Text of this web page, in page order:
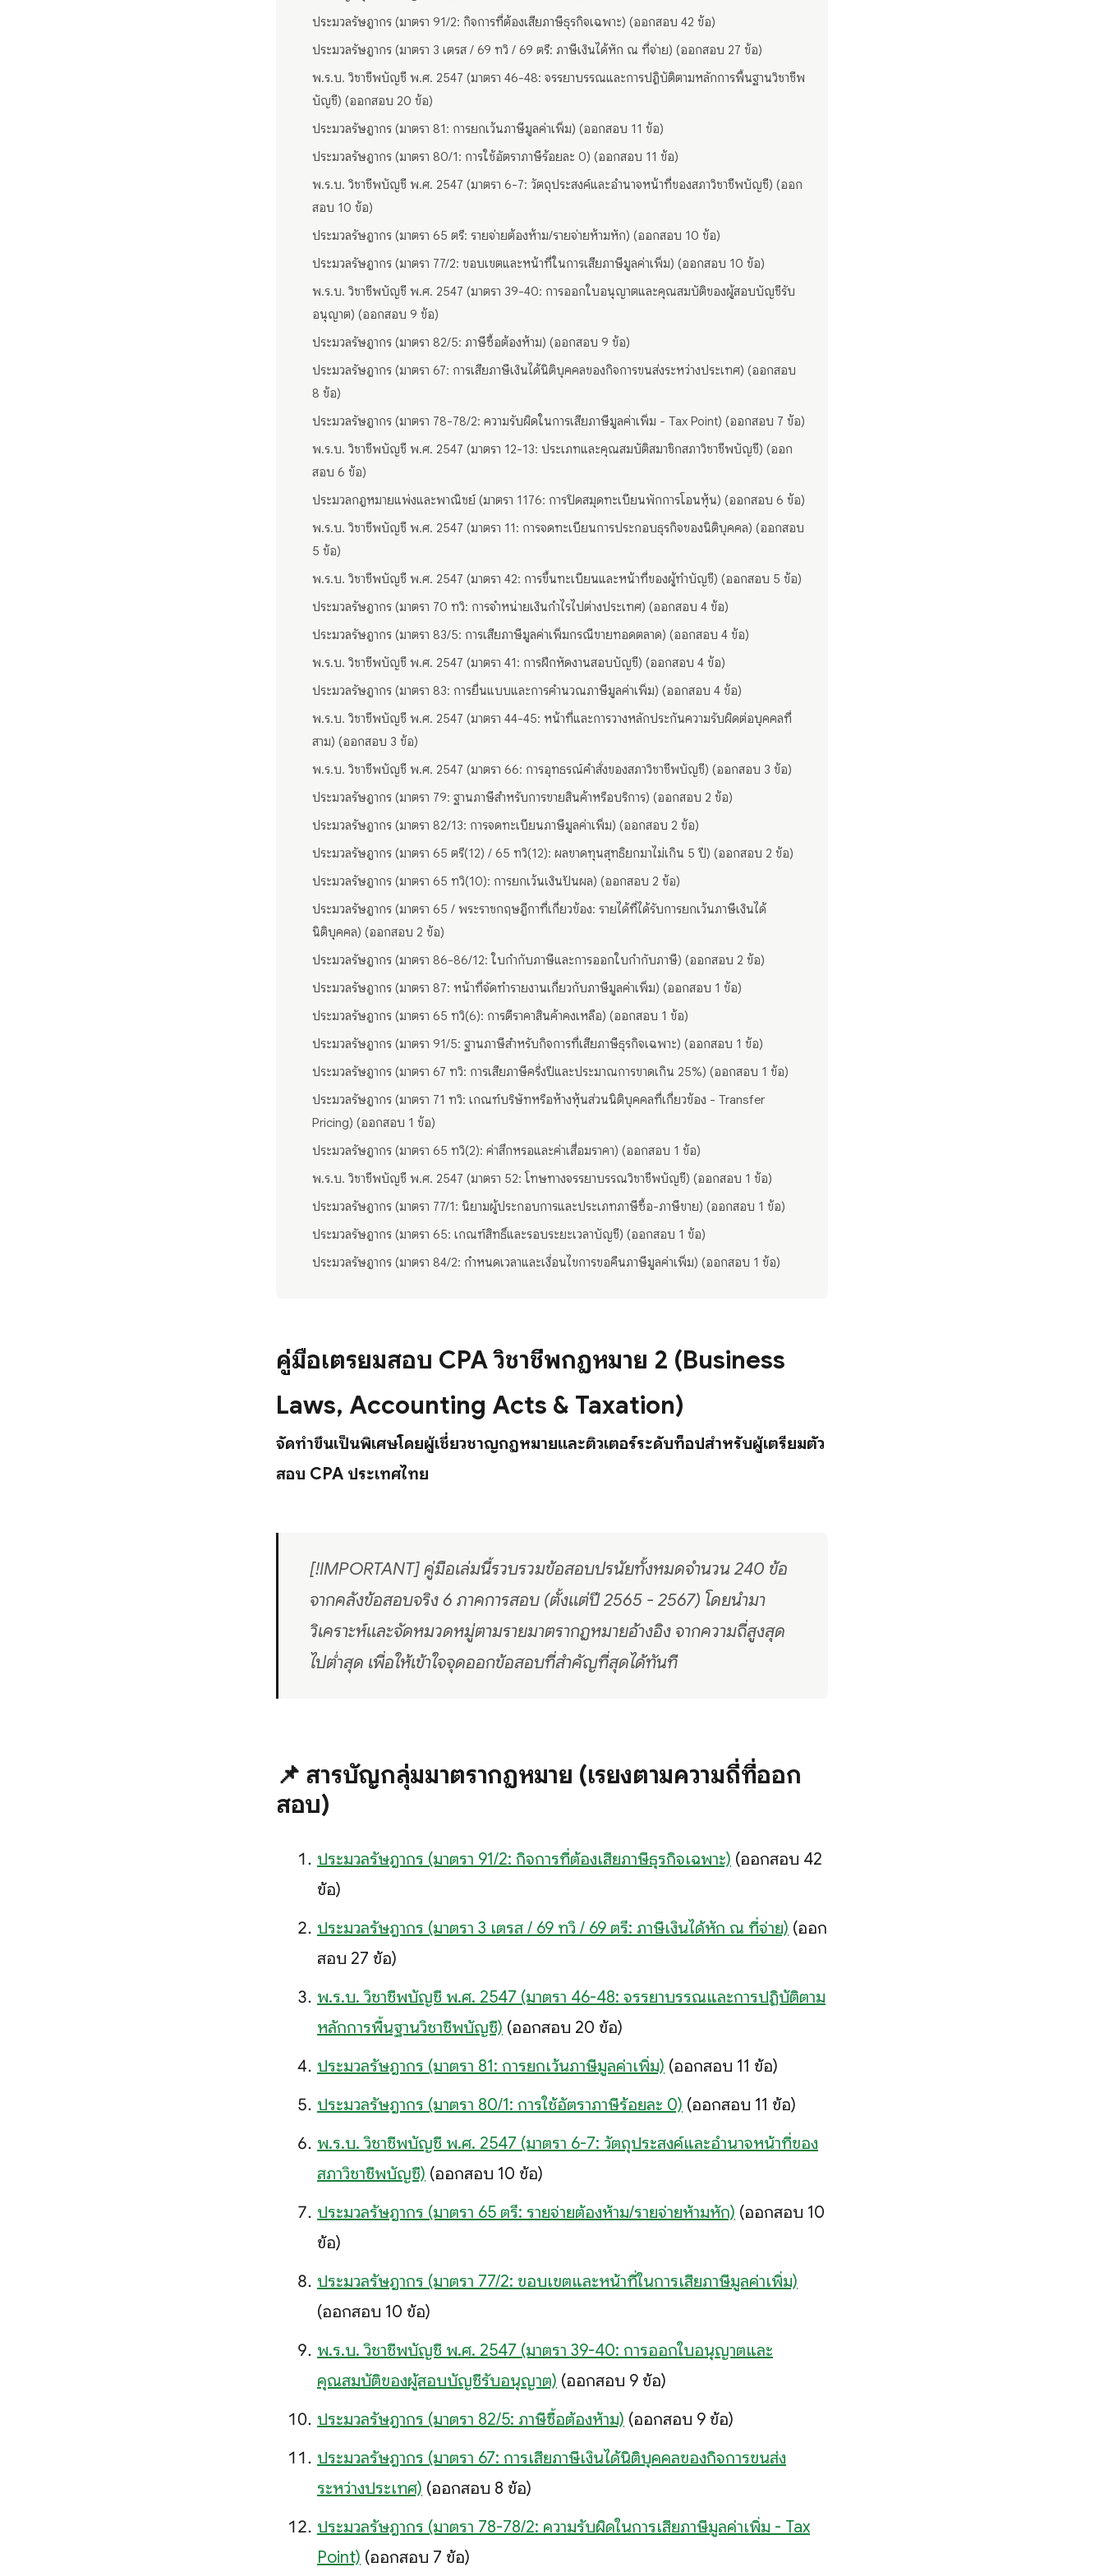
ประมวลรัษฎากร (มาตรา 91/2: กิจการที่ต้องเสียภาษีธุรกิจเฉพาะ) (ออกสอบ 42 ข้อ)
ประมวลรัษฎากร (มาตรา 3 เตรส / 69 ทวิ / 69 ตรี: ภาษีเงินได้หัก ณ ที่จ่าย) (ออกสอบ 27 ข้อ)
พ.ร.บ. วิชาชีพบัญชี พ.ศ. 2547 (มาตรา 46-48: จรรยาบรรณและการปฏิบัติตามหลักการพื้นฐานวิชาชีพ
บัญชี) (ออกสอบ 20 ข้อ)
ประมวลรัษฎากร (มาตรา 81: การยกเว้นภาษีมูลค่าเพิ่ม) (ออกสอบ 11 ข้อ)
ประมวลรัษฎากร (มาตรา 80/1: การใช้อัตราภาษีร้อยละ 0) (ออกสอบ 11 ข้อ)
พ.ร.บ. วิชาชีพบัญชี พ.ศ. 2547 (มาตรา 6-7: วัตถุประสงค์และอำนาจหน้าที่ของสภาวิชาชีพบัญชี) (ออก
สอบ 10 ข้อ)
ประมวลรัษฎากร (มาตรา 65 ตรี: รายจ่ายต้องห้าม/รายจ่ายห้ามหัก) (ออกสอบ 10 ข้อ)
ประมวลรัษฎากร (มาตรา 77/2: ขอบเขตและหน้าที่ในการเสียภาษีมูลค่าเพิ่ม) (ออกสอบ 10 ข้อ)
พ.ร.บ. วิชาชีพบัญชี พ.ศ. 2547 (มาตรา 39-40: การออกใบอนุญาตและคุณสมบัติของผู้สอบบัญชีรับ
อนุญาต) (ออกสอบ 9 ข้อ)
ประมวลรัษฎากร (มาตรา 82/5: ภาษีซื้อต้องห้าม) (ออกสอบ 9 ข้อ)
ประมวลรัษฎากร (มาตรา 67: การเสียภาษีเงินได้นิติบุคคลของกิจการขนส่งระหว่างประเทศ) (ออกสอบ
8 ข้อ)
ประมวลรัษฎากร (มาตรา 78-78/2: ความรับผิดในการเสียภาษีมูลค่าเพิ่ม - Tax Point) (ออกสอบ 7 ข้อ)
พ.ร.บ. วิชาชีพบัญชี พ.ศ. 2547 (มาตรา 12-13: ประเภทและคุณสมบัติสมาชิกสภาวิชาชีพบัญชี) (ออก
สอบ 6 ข้อ)
ประมวลกฎหมายแพ่งและพาณิชย์ (มาตรา 1176: การปิดสมุดทะเบียนพักการโอนหุ้น) (ออกสอบ 6 ข้อ)
พ.ร.บ. วิชาชีพบัญชี พ.ศ. 2547 (มาตรา 11: การจดทะเบียนการประกอบธุรกิจของนิติบุคคล) (ออกสอบ
5 ข้อ)
พ.ร.บ. วิชาชีพบัญชี พ.ศ. 2547 (มาตรา 42: การขึ้นทะเบียนและหน้าที่ของผู้ทำบัญชี) (ออกสอบ 5 ข้อ)
ประมวลรัษฎากร (มาตรา 70 ทวิ: การจำหน่ายเงินกำไรไปต่างประเทศ) (ออกสอบ 4 ข้อ)
ประมวลรัษฎากร (มาตรา 83/5: การเสียภาษีมูลค่าเพิ่มกรณีขายทอดตลาด) (ออกสอบ 4 ข้อ)
พ.ร.บ. วิชาชีพบัญชี พ.ศ. 2547 (มาตรา 41: การฝึกหัดงานสอบบัญชี) (ออกสอบ 4 ข้อ)
ประมวลรัษฎากร (มาตรา 83: การยื่นแบบและการคำนวณภาษีมูลค่าเพิ่ม) (ออกสอบ 4 ข้อ)
พ.ร.บ. วิชาชีพบัญชี พ.ศ. 2547 (มาตรา 44-45: หน้าที่และการวางหลักประกันความรับผิดต่อบุคคลที่
สาม) (ออกสอบ 3 ข้อ)
พ.ร.บ. วิชาชีพบัญชี พ.ศ. 2547 (มาตรา 66: การอุทธรณ์คำสั่งของสภาวิชาชีพบัญชี) (ออกสอบ 3 ข้อ)
ประมวลรัษฎากร (มาตรา 79: ฐานภาษีสำหรับการขายสินค้าหรือบริการ) (ออกสอบ 2 ข้อ)
ประมวลรัษฎากร (มาตรา 82/13: การจดทะเบียนภาษีมูลค่าเพิ่ม) (ออกสอบ 2 ข้อ)
ประมวลรัษฎากร (มาตรา 65 ตรี(12) / 65 ทวิ(12): ผลขาดทุนสุทธิยกมาไม่เกิน 5 ปี) (ออกสอบ 2 ข้อ)
ประมวลรัษฎากร (มาตรา 65 ทวิ(10): การยกเว้นเงินปันผล) (ออกสอบ 2 ข้อ)
ประมวลรัษฎากร (มาตรา 65 / พระราชกฤษฎีกาที่เกี่ยวข้อง: รายได้ที่ได้รับการยกเว้นภาษีเงินได้
นิติบุคคล) (ออกสอบ 2 ข้อ)
ประมวลรัษฎากร (มาตรา 86-86/12: ใบกำกับภาษีและการออกใบกำกับภาษี) (ออกสอบ 2 ข้อ)
ประมวลรัษฎากร (มาตรา 87: หน้าที่จัดทำรายงานเกี่ยวกับภาษีมูลค่าเพิ่ม) (ออกสอบ 1 ข้อ)
ประมวลรัษฎากร (มาตรา 65 ทวิ(6): การตีราคาสินค้าคงเหลือ) (ออกสอบ 1 ข้อ)
ประมวลรัษฎากร (มาตรา 91/5: ฐานภาษีสำหรับกิจการที่เสียภาษีธุรกิจเฉพาะ) (ออกสอบ 1 ข้อ)
ประมวลรัษฎากร (มาตรา 67 ทวิ: การเสียภาษีครึ่งปีและประมาณการขาดเกิน 25%) (ออกสอบ 1 ข้อ)
ประมวลรัษฎากร (มาตรา 71 ทวิ: เกณฑ์บริษัทหรือห้างหุ้นส่วนนิติบุคคลที่เกี่ยวข้อง - Transfer
Pricing) (ออกสอบ 1 ข้อ)
ประมวลรัษฎากร (มาตรา 65 ทวิ(2): ค่าสึกหรอและค่าเสื่อมราคา) (ออกสอบ 1 ข้อ)
พ.ร.บ. วิชาชีพบัญชี พ.ศ. 2547 (มาตรา 52: โทษทางจรรยาบรรณวิชาชีพบัญชี) (ออกสอบ 1 ข้อ)
ประมวลรัษฎากร (มาตรา 77/1: นิยามผู้ประกอบการและประเภทภาษีซื้อ-ภาษีขาย) (ออกสอบ 1 ข้อ)
ประมวลรัษฎากร (มาตรา 65: เกณฑ์สิทธิ์และรอบระยะเวลาบัญชี) (ออกสอบ 1 ข้อ)
ประมวลรัษฎากร (มาตรา 84/2: กำหนดเวลาและเงื่อนไขการขอคืนภาษีมูลค่าเพิ่ม) (ออกสอบ 1 ข้อ)
คู่มือเตรียมสอบ CPA วิชาชีพกฎหมาย 2 (Business
Laws, Accounting Acts & Taxation)
จัดทำขึ้นเป็นพิเศษโดยผู้เชี่ยวชาญกฎหมายและติวเตอร์ระดับท็อปสำหรับผู้เตรียมตัว
สอบ CPA ประเทศไทย
[!IMPORTANT] คู่มือเล่มนี้รวบรวมข้อสอบปรนัยทั้งหมดจำนวน 240 ข้อ
จากคลังข้อสอบจริง 6 ภาคการสอบ (ตั้งแต่ปี 2565 - 2567) โดยนำมา
วิเคราะห์และจัดหมวดหมู่ตามรายมาตรากฎหมายอ้างอิง จากความถี่สูงสุด
ไปต่ำสุด เพื่อให้เข้าใจจุดออกข้อสอบที่สำคัญที่สุดได้ทันที
📌 สารบัญกลุ่มมาตรากฎหมาย (เรียงตามความถี่ที่ออก
สอบ)
ประมวลรัษฎากร (มาตรา 91/2: กิจการที่ต้องเสียภาษีธุรกิจเฉพาะ) (ออกสอบ 42
ข้อ)
ประมวลรัษฎากร (มาตรา 3 เตรส / 69 ทวิ / 69 ตรี: ภาษีเงินได้หัก ณ ที่จ่าย) (ออก
สอบ 27 ข้อ)
พ.ร.บ. วิชาชีพบัญชี พ.ศ. 2547 (มาตรา 46-48: จรรยาบรรณและการปฏิบัติตาม
หลักการพื้นฐานวิชาชีพบัญชี) (ออกสอบ 20 ข้อ)
ประมวลรัษฎากร (มาตรา 81: การยกเว้นภาษีมูลค่าเพิ่ม) (ออกสอบ 11 ข้อ)
ประมวลรัษฎากร (มาตรา 80/1: การใช้อัตราภาษีร้อยละ 0) (ออกสอบ 11 ข้อ)
พ.ร.บ. วิชาชีพบัญชี พ.ศ. 2547 (มาตรา 6-7: วัตถุประสงค์และอำนาจหน้าที่ของ
สภาวิชาชีพบัญชี) (ออกสอบ 10 ข้อ)
ประมวลรัษฎากร (มาตรา 65 ตรี: รายจ่ายต้องห้าม/รายจ่ายห้ามหัก) (ออกสอบ 10
ข้อ)
ประมวลรัษฎากร (มาตรา 77/2: ขอบเขตและหน้าที่ในการเสียภาษีมูลค่าเพิ่ม)
(ออกสอบ 10 ข้อ)
พ.ร.บ. วิชาชีพบัญชี พ.ศ. 2547 (มาตรา 39-40: การออกใบอนุญาตและ
คุณสมบัติของผู้สอบบัญชีรับอนุญาต) (ออกสอบ 9 ข้อ)
ประมวลรัษฎากร (มาตรา 82/5: ภาษีซื้อต้องห้าม) (ออกสอบ 9 ข้อ)
ประมวลรัษฎากร (มาตรา 67: การเสียภาษีเงินได้นิติบุคคลของกิจการขนส่ง
ระหว่างประเทศ) (ออกสอบ 8 ข้อ)
ประมวลรัษฎากร (มาตรา 78-78/2: ความรับผิดในการเสียภาษีมูลค่าเพิ่ม - Tax
Point) (ออกสอบ 7 ข้อ)